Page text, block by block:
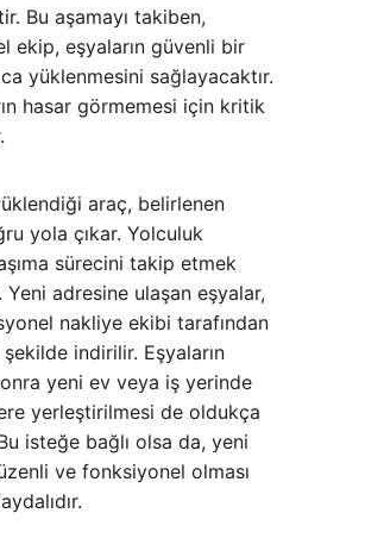
Bu aşamayı takiben,
ekip, eşyaların güvenli bir
yüklenmesini sağlayacaktır.
hasar görmemesi için kritik
araç, belirlenen
yola çıkar. Yolculuk
sürecini takip etmek
adresine ulaşan eşyalar,
nakliye ekibi tarafından
indirilir. Eşyaların
yeni ev veya iş yerinde
yerleştirilmesi de oldukça
isteğe bağlı olsa da, yeni
ve fonksiyonel olması